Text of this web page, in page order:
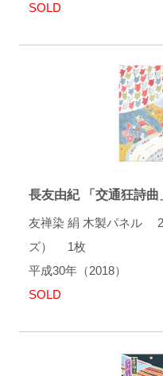
SOLD
長友由紀 「交通狂詩曲
友禅染 絹 木製パネル
ズ） 1枚
平成30年（2018）
SOLD